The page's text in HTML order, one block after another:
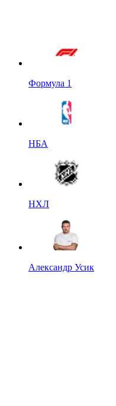
Формула 1
НБА
НХЛ
Александр Усик